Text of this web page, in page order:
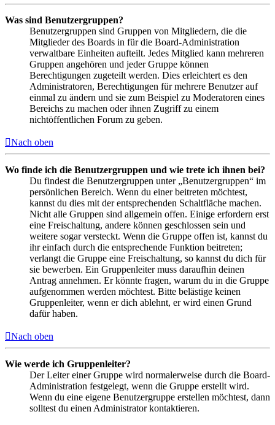
Was sind Benutzergruppen?
Benutzergruppen sind Gruppen von Mitgliedern, die die
Mitglieder des Boards in für die Board-Administration
verwaltbare Einheiten aufteilt. Jedes Mitglied kann mehreren
Gruppen angehören und jeder Gruppe können
Berechtigungen zugeteilt werden. Dies erleichtert es den
Administratoren, Berechtigungen für mehrere Benutzer auf
einmal zu ändern und sie zum Beispiel zu Moderatoren eines
Bereichs zu machen oder ihnen Zugriff zu einem
nichtöffentlichen Forum zu geben.
Nach oben
Wo finde ich die Benutzergruppen und wie trete ich ihnen bei?
Du findest die Benutzergruppen unter „Benutzergruppen“ im
persönlichen Bereich. Wenn du einer beitreten möchtest,
kannst du dies mit der entsprechenden Schaltfläche machen.
Nicht alle Gruppen sind allgemein offen. Einige erfordern erst
eine Freischaltung, andere können geschlossen sein und
weitere sogar versteckt. Wenn die Gruppe offen ist, kannst du
ihr einfach durch die entsprechende Funktion beitreten;
verlangt die Gruppe eine Freischaltung, so kannst du dich für
sie bewerben. Ein Gruppenleiter muss daraufhin deinen
Antrag annehmen. Er könnte fragen, warum du in die Gruppe
aufgenommen werden möchtest. Bitte belästige keinen
Gruppenleiter, wenn er dich ablehnt, er wird einen Grund
dafür haben.
Nach oben
Wie werde ich Gruppenleiter?
Der Leiter einer Gruppe wird normalerweise durch die Board-
Administration festgelegt, wenn die Gruppe erstellt wird.
Wenn du eine eigene Benutzergruppe erstellen möchtest, dann
solltest du einen Administrator kontaktieren.